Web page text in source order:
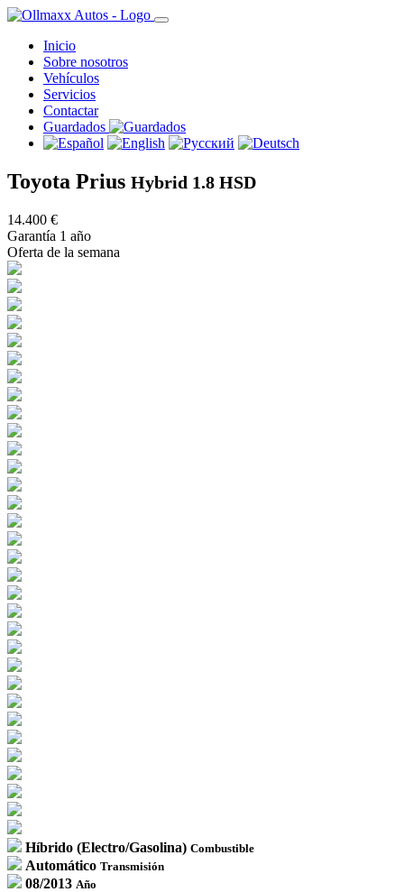
Inicio
Sobre nosotros
Vehículos
Servicios
Contactar
Guardados
Toyota Prius Hybrid 1.8 HSD
14.400 €
Garantía 1 año
Oferta de la semana
Híbrido (Electro/Gasolina) Combustible
Automático Transmisión
08/2013 Año